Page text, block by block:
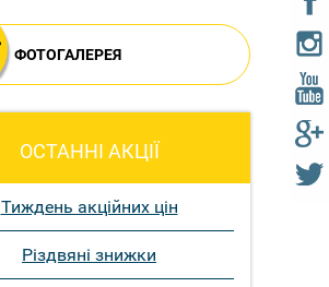
ФОТОГАЛЕРЕЯ
ОСТАННІ АКЦІЇ
Тиждень акційних цін
Різдвяні знижки